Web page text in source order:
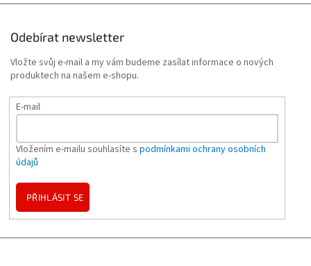
Odebírat newsletter
Vložte svůj e-mail a my vám budeme zasílat informace o nových
produktech na našem e-shopu.
E-mail
Vložením e-mailu souhlasíte s podmínkami ochrany osobních
údajů
PŘIHLÁSIT SE